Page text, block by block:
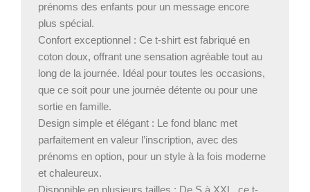
prénoms des enfants pour un message encore
plus spécial.
Confort exceptionnel : Ce t-shirt est fabriqué en
coton doux, offrant une sensation agréable tout au
long de la journée. Idéal pour toutes les occasions,
que ce soit pour une journée détente ou pour une
sortie en famille.
Design simple et élégant : Le fond blanc met
parfaitement en valeur l’inscription, avec des
prénoms en option, pour un style à la fois moderne
et chaleureux.
Disponible en plusieurs tailles : De S à XXL, ce t-